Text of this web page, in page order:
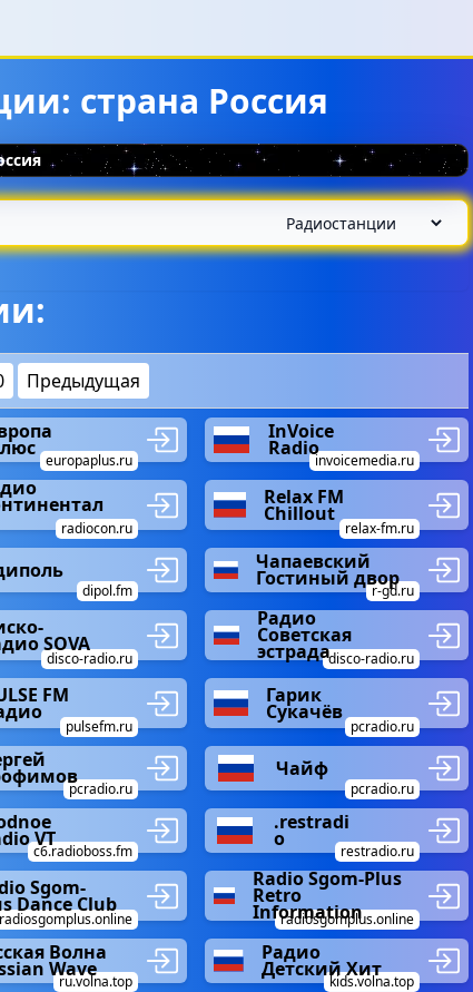
страна Россия
Предыдущая
europaplus.ru
InVoice
Radio
invoicemedia.ru
radiocon.ru
Relax FM
Chillout
relax-fm.ru
dipol.fm
Чапаевский
Гостиный двор
r-gd.ru
SOVA
disco-radio.ru
Радио
Советская
эстрадаdisco-radio.ru
FM
pulsefm.ru
Гарик
Сукачёв
pcradio.ru
pcradio.ru
Чайф
pcradio.ru
VT
c6.radioboss.fm
.restradi
o
restradio.ru
Sgom-
Dance Club
radiosgomplus.online
Radio Sgom-Plus
Retro
Information
radiosgomplus.online
Волна
Wave
ru.volna.top
Радио
Детский Хит
kids.volna.top